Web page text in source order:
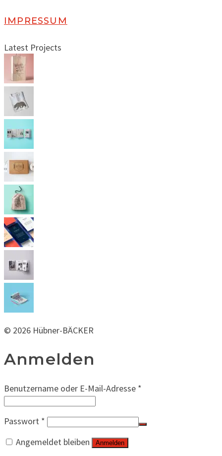
IMPRESSUM
Latest Projects
© 2026 Hübner-BÄCKER
Anmelden
Benutzername oder E-Mail-Adresse *
Passwort * Erforderlich
Angemeldet bleiben
Anmelden